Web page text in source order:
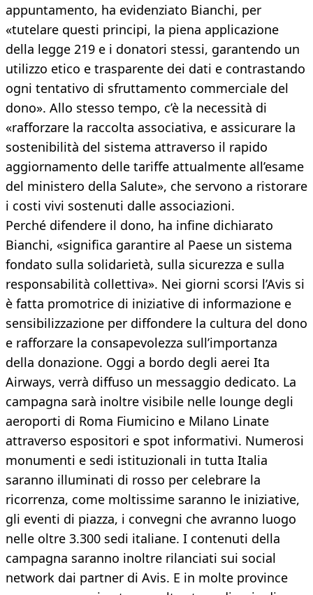
appuntamento, ha evidenziato Bianchi, per
«tutelare questi principi, la piena applicazione
della legge 219 e i donatori stessi, garantendo un
utilizzo etico e trasparente dei dati e contrastando
ogni tentativo di sfruttamento commerciale del
dono». Allo stesso tempo, c’è la necessità di
«rafforzare la raccolta associativa, e assicurare la
sostenibilità del sistema attraverso il rapido
aggiornamento delle tariffe attualmente all’esame
del ministero della Salute», che servono a ristorare
i costi vivi sostenuti dalle associazioni.
Perché difendere il dono, ha infine dichiarato
Bianchi, «significa garantire al Paese un sistema
fondato sulla solidarietà, sulla sicurezza e sulla
responsabilità collettiva». Nei giorni scorsi l’Avis si
è fatta promotrice di iniziative di informazione e
sensibilizzazione per diffondere la cultura del dono
e rafforzare la consapevolezza sull’importanza
della donazione. Oggi a bordo degli aerei Ita
Airways, verrà diffuso un messaggio dedicato. La
campagna sarà inoltre visibile nelle lounge degli
aeroporti di Roma Fiumicino e Milano Linate
attraverso espositori e spot informativi. Numerosi
monumenti e sedi istituzionali in tutta Italia
saranno illuminati di rosso per celebrare la
ricorrenza, come moltissime saranno le iniziative,
gli eventi di piazza, i convegni che avranno luogo
nelle oltre 3.300 sedi italiane. I contenuti della
campagna saranno inoltre rilanciati sui social
network dai partner di Avis. E in molte province